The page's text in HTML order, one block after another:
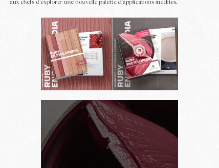
Choisir la langue FR